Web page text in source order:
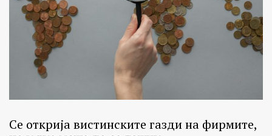
Се открија вистинските газди на фирмите,